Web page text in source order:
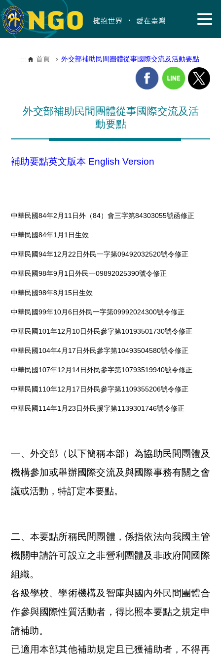
::: 首頁 外交部補助民間團體從事國際交流及活動要點
外交部補助民間團體從事國際交流及活
動要點
補助要點英文版本 English Version
中華民國84年2月11日外（84）會三字第84303055號函修正
中華民國84年1月1日生效
中華民國94年12月22日外民一字第09492032520號令修正
中華民國98年9月1日外民一09892025390號令修正
中華民國98年8月15日生效
中華民國99年10月6日外民一字第09992024300號令修正
中華民國101年12月10日外民參字第10193501730號令修正
中華民國104年4月17日外民參字第10493504580號令修正
中華民國107年12月14日外民參字第10793519940號令修正
中華民國110年12月17日外民參字第1109355206號令修正
中華民國114年1月23日外民援字第1139301746號令修正
一、外交部（以下簡稱本部）為協助民間團體及
機構參加或舉辦國際交流及與國際事務有關之會
議或活動，特訂定本要點。
二、本要點所稱民間團體，係指依法向我國主管
機關申請許可設立之非營利團體及非政府間國際
組織。
各級學校、學術機構及智庫與國內外民間團體合
作參與國際性質活動者，得比照本要點之規定申
請補助。
已適用本部其他補助規定且已獲補助者，不得再